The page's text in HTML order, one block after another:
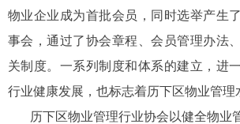
物业企业成为首批会员，同时选举产生
事会，通过了协会章程、会员管理办法
关制度。一系列制度和体系的建立，进
行业健康发展，也标志着历下区物业管理
历下区物业管理行业协会以健全物业